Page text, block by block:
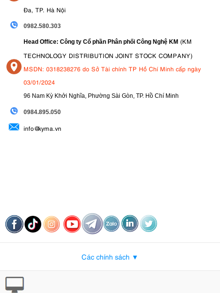
Đa, TP. Hà Nội
0982.580.303
Head Office: Công ty Cổ phần Phân phối Công Nghệ KM (KM
TECHNOLOGY DISTRIBUTION JOINT STOCK COMPANY)
MSDN: 0318238276 do Sở Tài chính TP Hồ Chí Minh cấp ngày
03/01/2024
96 Nam Kỳ Khởi Nghĩa, Phường Sài Gòn, TP. Hồ Chí Minh
0984.895.050
info@kyma.vn
Các chính sách ▼